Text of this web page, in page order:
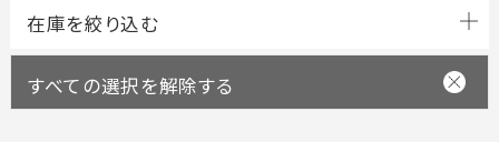
すべての選択を解除する